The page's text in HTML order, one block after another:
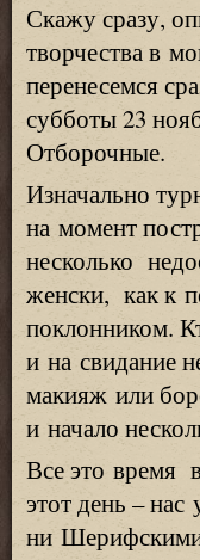
Скажу сразу,
творчества в
перенесемся
субботы 23
Отборочные.
Изначально
на момент
несколько
женски, как к
поклонником.
и на свидание
макияж или
и начало
Все это время
этот день –
ни Шерифскими